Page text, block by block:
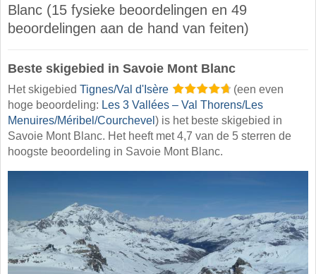
Blanc (15 fysieke beoordelingen en 49
beoordelingen aan de hand van feiten)
Beste skigebied in Savoie Mont Blanc
Het skigebied Tignes/​Val d'Isère
(een even
hoge beoordeling: Les 3 Vallées – Val Thorens/​Les
Menuires/​Méribel/​Courchevel ) is het beste skigebied in
Savoie Mont Blanc. Het heeft met 4,7 van de 5 sterren de
hoogste beoordeling in Savoie Mont Blanc.